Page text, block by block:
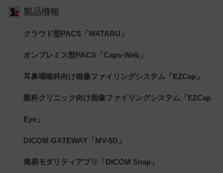
製品情報
クラウド型PACS「WATARU」
オンプレミス型PACS「Caps-Web」
耳鼻咽喉科向け画像ファイリングシステム「EZCap」
眼科クリニック向け画像ファイリングシステム「EZCap
Eye」
DICOM GATEWAY「MV-5D」
簡易モダリティアプリ「DICOM Snap」